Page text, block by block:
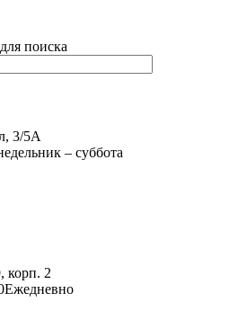
поиска
3/5А
– суббота
корп. 2
Ежедневно